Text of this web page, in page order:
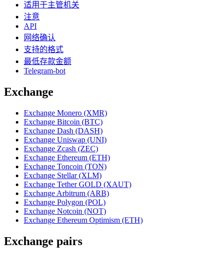
适用于主管机关
注意
API
网络确认
支持的格式
最低存款金额
Telegram-bot
Exchange
Exchange Monero (XMR)
Exchange Bitcoin (BTC)
Exchange Dash (DASH)
Exchange Uniswap (UNI)
Exchange Zcash (ZEC)
Exchange Ethereum (ETH)
Exchange Toncoin (TON)
Exchange Stellar (XLM)
Exchange Tether GOLD (XAUT)
Exchange Arbitrum (ARB)
Exchange Polygon (POL)
Exchange Notcoin (NOT)
Exchange Ethereum Optimism (ETH)
Exchange pairs